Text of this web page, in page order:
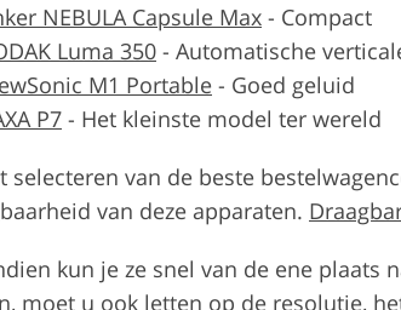
NEBULA Capsule Max - Compact
Luma 350 - Automatische
M1 Portable - Goed geluid
P7 - Het kleinste model ter wereld
selecteren van de beste
van deze apparaten.
kun je ze snel van de ene plaats
moet u ook letten op de resolutie,